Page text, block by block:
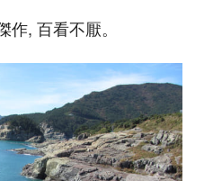
, 百看不厭。